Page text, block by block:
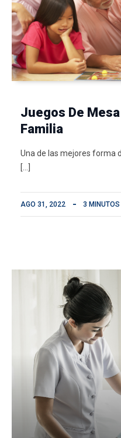
Juegos De
Familia
Una de las mejores forma
[…]
AGO 31, 2022 3